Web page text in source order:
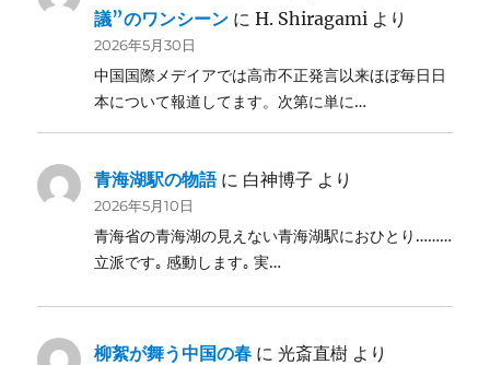
議”のワンシーン にH. Shiragami より
2026年5月30日
中国国際メデイアでは高市不正発言以来ほぼ毎日日
本について報道してます。次第に単に…
青海湖駅の物語に 白神博子 より
2026年5月10日
青海省の青海湖の見えない青海湖駅におひとり………
立派です｡ 感動します｡ 実…
柳絮が舞う中国の春 に光斎直樹 より